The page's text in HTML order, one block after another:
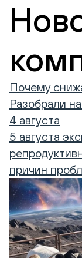
Почему
Разобрали
4 августа
5 августа
причин